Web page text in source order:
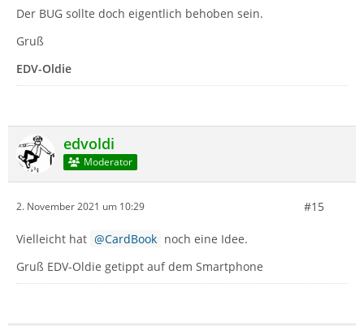
Der BUG sollte doch eigentlich behoben sein.
Gruß
EDV-Oldie
edvoldi
Moderator
2. November 2021 um 10:29 #15
Vielleicht hat CardBook noch eine Idee.
Gruß EDV-Oldie getippt auf dem Smartphone